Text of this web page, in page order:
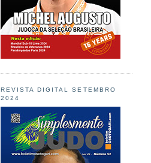
REVISTA DIGITAL SETEMBRO
2024